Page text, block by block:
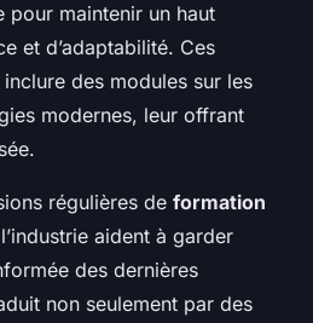
pour maintenir un haut
et d’adaptabilité. Ces
des modules sur les
modernes, leur offrant
régulières de formation
aident à garder
des dernières
non seulement par des